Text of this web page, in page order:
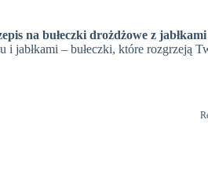
na bułeczki drożdżowe z
i jabłkami – bułeczki, które